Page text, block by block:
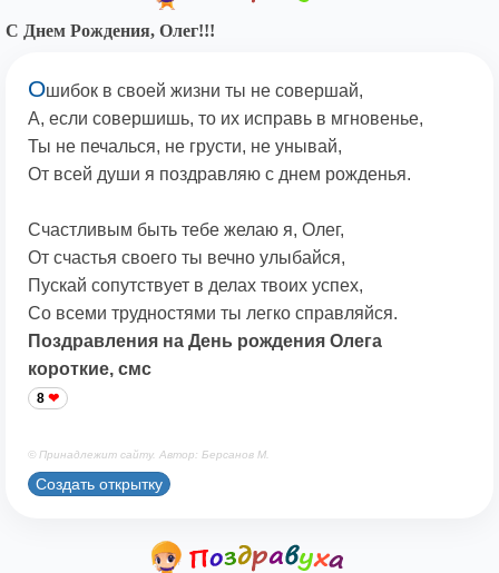
С Днем Рождения, Олег!!!
Ошибок в своей жизни ты не совершай,
А, если совершишь, то их исправь в мгновенье,
Ты не печалься, не грусти, не унывай,
От всей души я поздравляю с днем рожденья.
Счастливым быть тебе желаю я, Олег,
От счастья своего ты вечно улыбайся,
Пускай сопутствует в делах твоих успех,
Со всеми трудностями ты легко справляйся.
Поздравления на День рождения Олега
короткие, смс
8
© Принадлежит сайту. Автор: Берсанов М.
Создать открытку